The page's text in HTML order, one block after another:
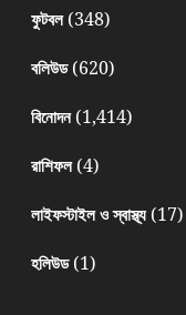
ফুটবল(348)
বলিউড(620)
বিনোদন(1,414)
রাশিফল(4)
লাইফস্টাইল ও স্বাস্থ্য(17)
হলিউড(1)